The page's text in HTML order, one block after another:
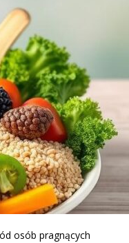
osób pragnących